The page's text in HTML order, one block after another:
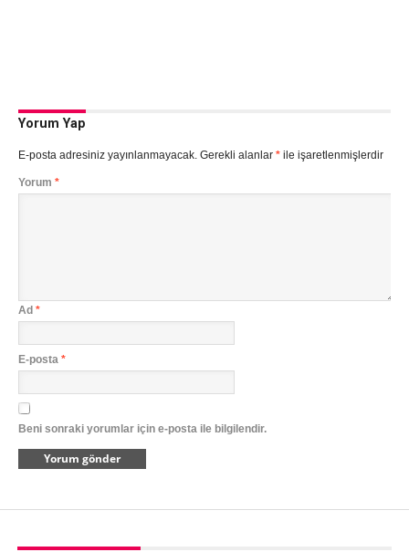
Yorum Yap
E-posta adresiniz yayınlanmayacak. Gerekli alanlar *ile işaretlenmişlerdir
Yorum *
Ad *
E-posta *
Beni sonraki yorumlar için e-posta ile bilgilendir.